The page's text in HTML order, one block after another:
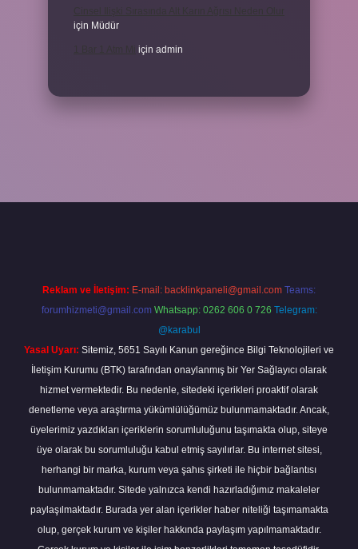
için Müdür
için admin
Reklam ve İletişim: E-mail: backlinkpaneli@gmail.com Teams:
forumhizmeti@gmail.com Whatsapp: 0262 606 0 726 Telegram:
@karabul
Yasal Uyarı: Sitemiz, 5651 Sayılı Kanun gereğince Bilgi Teknolojileri ve
İletişim Kurumu (BTK) tarafından onaylanmış bir Yer Sağlayıcı olarak
hizmet vermektedir. Bu nedenle, sitedeki içerikleri proaktif olarak
denetleme veya araştırma yükümlülüğümüz bulunmamaktadır. Ancak,
üyelerimiz yazdıkları içeriklerin sorumluluğunu taşımakta olup, siteye
üye olarak bu sorumluluğu kabul etmiş sayılırlar. Bu internet sitesi,
herhangi bir marka, kurum veya şahıs şirketi ile hiçbir bağlantısı
bulunmamaktadır. Sitede yalnızca kendi hazırladığımız makaleler
paylaşılmaktadır. Burada yer alan içerikler haber niteliği taşımamakta
olup, gerçek kurum ve kişiler hakkında paylaşım yapılmamaktadır.